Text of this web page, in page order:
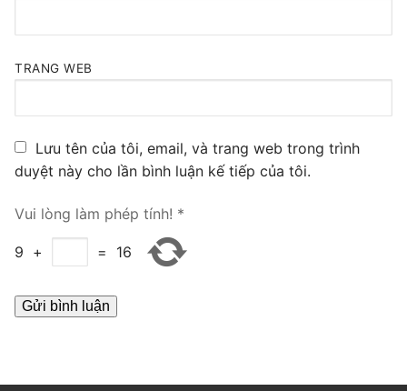
TIN TỨC
HƯỚNG DẪN
TRANG WEB
Lưu tên của tôi, email, và trang web trong trình
duyệt này cho lần bình luận kế tiếp của tôi.
Vui lòng làm phép tính! *
9 + = 16